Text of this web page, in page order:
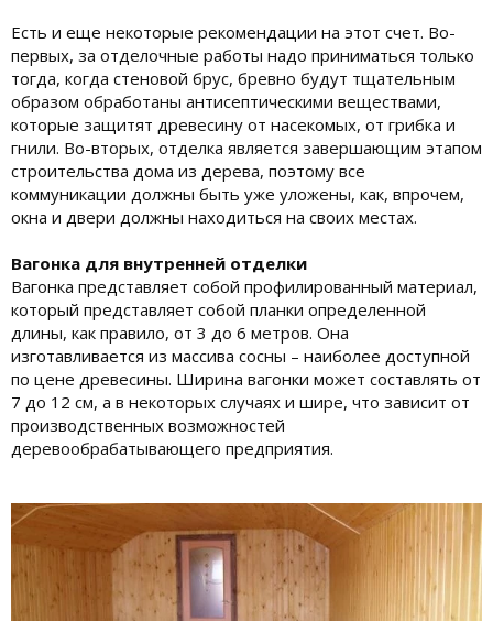
Есть и еще некоторые рекомендации на этот счет. Во-
первых, за отделочные работы надо приниматься только
тогда, когда стеновой брус, бревно будут тщательным
образом обработаны антисептическими веществами,
которые защитят древесину от насекомых, от грибка и
гнили. Во-вторых, отделка является завершающим этапом
строительства дома из дерева, поэтому все
коммуникации должны быть уже уложены, как, впрочем,
окна и двери должны находиться на своих местах.
Вагонка для внутренней отделки
Вагонка представляет собой профилированный материал,
который представляет собой планки определенной
длины, как правило, от 3 до 6 метров. Она
изготавливается из массива сосны – наиболее доступной
по цене древесины. Ширина вагонки может составлять от
7 до 12 см, а в некоторых случаях и шире, что зависит от
производственных возможностей
деревообрабатывающего предприятия.